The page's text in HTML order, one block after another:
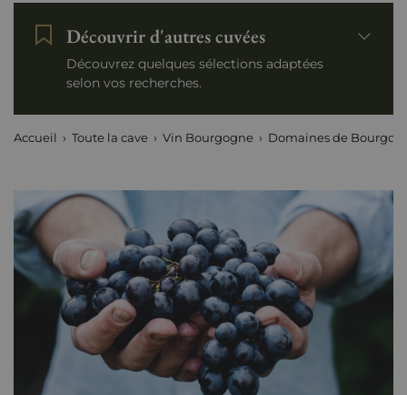
Découvrir d'autres cuvées
Découvrez quelques sélections adaptées
selon vos recherches.
Accueil Toute la cave Vin Bourgogne Domaines de